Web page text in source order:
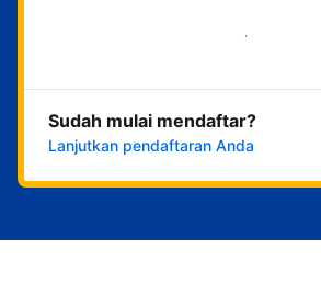
Mulai sekarang
Sudah mulai mendaftar?
Lanjutkan pendaftaran Anda